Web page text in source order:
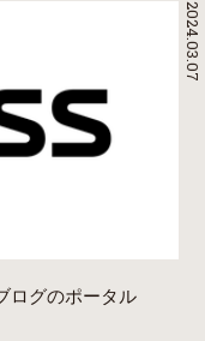
2024.03.07
ログのポータル